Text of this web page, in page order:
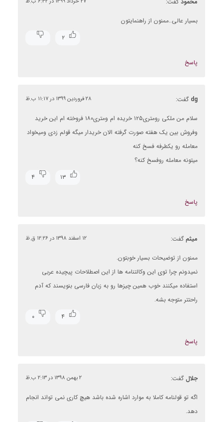
بسیار عالی..ممنون از راهنمایتون
۲
پاسخ
dg گفت: ۲۸ فروردین ۱۳۹۹ در ۱۱:۱۷ ب.ظ
سلام من ملکی رومتری۱۲۵ خریده ام ومتری۱۸۰ فروخته ام این خرید
وفروش بین یک هفته صورت گرفته الان خریدار میگه قولم زدی ومیخواد
معامله رو یکطرفه فسخ کنه
میتونه معامله روفسخ کنه؟
۱۳
۴
پاسخ
میثم گفت: ۱۲ اسفند ۱۳۹۸ در ۱۲:۲۶ ق.ظ
ممنون از توضیحات بسیار خوبتون.
نمیدونم چرا توی این وکالتنامه ها از این اصطلاحات پیچیده عربی
استفاده میکنند خوب همین چیزها رو به زبان فارسی بنویسند که آدم
راحتتر متوجه بشه.
۴
۰
پاسخ
جلال گفت: ۲ بهمن ۱۳۹۸ در ۲:۱۳ ب.ظ
اگه تو قولنامه کاملا به موارد اشاره شده باشد هیچ کاری نمی تواند انجام
دهد.